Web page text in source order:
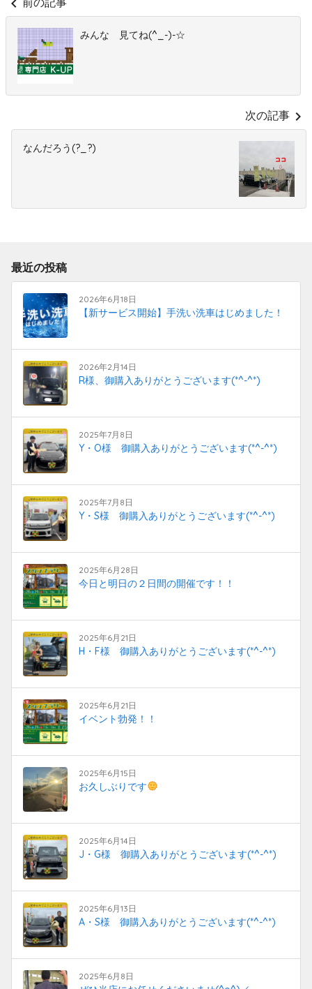
chevron_left
みんな 見てね(^_-)-☆
次の記事 chevron_right
なんだろう(?_?)
最近の投稿
2026年6月18日
【新サービス開始】手洗い洗車はじめました！
2026年2月14日
R様、御購入ありがとうございます(*^-^*)
2025年7月8日
Y・O様 御購入ありがとうございます(*^-^*)
2025年7月8日
Y・S様 御購入ありがとうございます(*^-^*)
2025年6月28日
今日と明日の２日間の開催です！！
2025年6月21日
H・F様 御購入ありがとうございます(*^-^*)
2025年6月21日
イベント勃発！！
2025年6月15日
お久しぶりです
2025年6月14日
J・G様 御購入ありがとうございます(*^-^*)
2025年6月13日
A・S様 御購入ありがとうございます(*^-^*)
2025年6月8日